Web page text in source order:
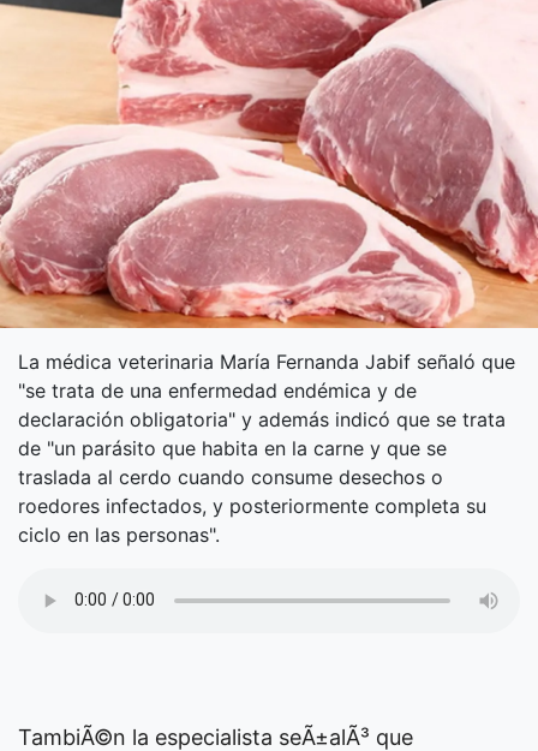
La médica veterinaria María Fernanda Jabif señaló que
"se trata de una enfermedad endémica y de
declaración obligatoria" y además indicó que se trata
de "un parásito que habita en la carne y que se
traslada al cerdo cuando consume desechos o
roedores infectados, y posteriormente completa su
ciclo en las personas".
TambiÃ©n la especialista seÃ±alÃ³ que